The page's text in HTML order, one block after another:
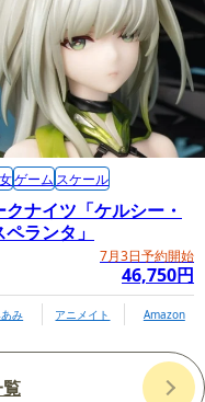
クナイツ「ケルシー・
ペランタ」
7月3日予約開始
46,750円
ゲーム スケール
み アニメイト Amazon